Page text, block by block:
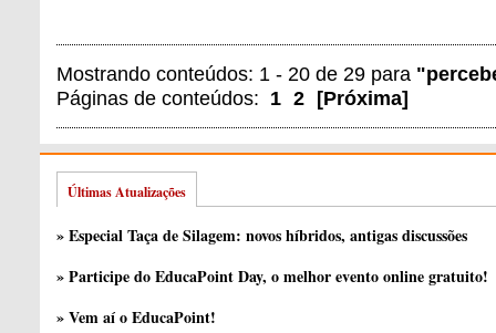
Mostrando conteúdos: 1 - 20 de 29 para
Páginas de conteúdos: 1 2 [Próxima]
Últimas Atualizações
» Especial Taça de Silagem: novos híbridos, antigas discussões
» Participe do EducaPoint Day, o melhor evento online gratuito!
» Vem aí o EducaPoint!